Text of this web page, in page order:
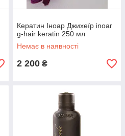
Кератин Іноар Джихеїр inoar
g-hair keratin 250 мл
Немає в наявності
2 200 ₴